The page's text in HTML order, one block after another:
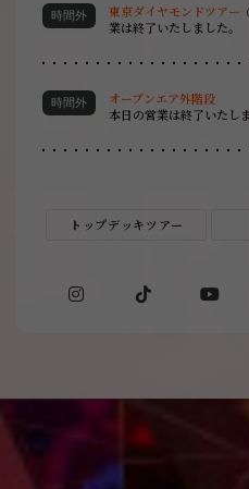
東京ダイヤモンドツアー
業は終了いたしました。
オープンエア外階段
本日の営業は終了いたし
トップデッキツアー